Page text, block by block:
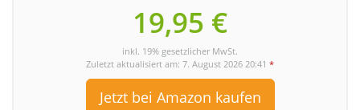
19,95 €
inkl. 19% gesetzlicher MwSt.
Zuletzt aktualisiert am: 7. August 2026 20:41 *
Jetzt bei Amazon kaufen